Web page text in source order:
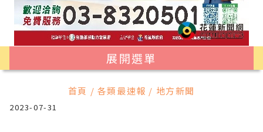
展開選單
首頁 / 各類最速報 / 地方新聞
2023-07-31